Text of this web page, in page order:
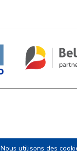
Nous utilisons des